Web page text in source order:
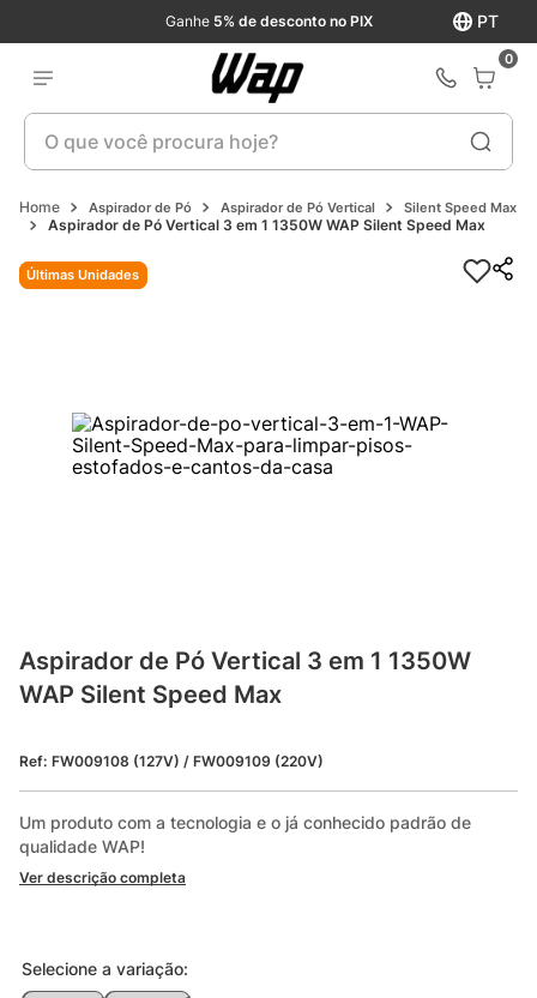
PT
Ganhe 5% de desconto no PIX
0
O que você procura hoje?
Aspirador de Pó Aspirador de Pó Vertical Silent Speed Max
Aspirador de Pó Vertical 3 em 1 1350W WAP Silent Speed Max
Últimas Unidades
Últimas Unidades
Aspirador de Pó Vertical 3 em 1 1350W
WAP Silent Speed Max
Ref: FW009108 (127V) / FW009109 (220V)
Um produto com a tecnologia e o já conhecido padrão de
qualidade WAP!
Ver descrição completa
Selecione a variação: